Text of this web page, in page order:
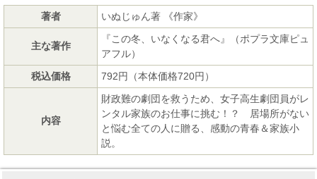
著者 いぬじゅん著 《作家》
主な著作
『この冬、いなくなる君へ』（ポプラ文庫ピュ
アフル）
税込価格
792円（本体価格720円）
内容
財政難の劇団を救うため、女子高生劇団員がレ
ンタル家族のお仕事に挑む！？ 居場所がない
と悩む全ての人に贈る、感動の青春＆家族小
説。